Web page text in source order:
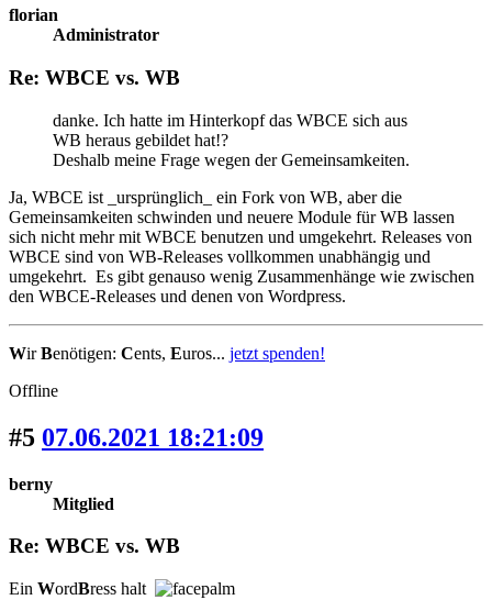
florian
Administrator
Re: WBCE vs. WB
danke. Ich hatte im Hinterkopf das WBCE sich aus
WB heraus gebildet hat!?
Deshalb meine Frage wegen der Gemeinsamkeiten.
Ja, WBCE ist _ursprünglich_ ein Fork von WB, aber die
Gemeinsamkeiten schwinden und neuere Module für WB lassen
sich nicht mehr mit WBCE benutzen und umgekehrt. Releases von
WBCE sind von WB-Releases vollkommen unabhängig und
umgekehrt. Es gibt genauso wenig Zusammenhänge wie zwischen
den WBCE-Releases und denen von Wordpress.
WirBenötigen: Cents, Euros... jetzt spenden!
Offline
#5 07.06.2021 18:21:09
berny
Mitglied
Re: WBCE vs. WB
Ein WordBress halt